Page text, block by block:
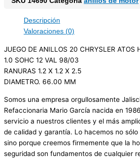
Descripción
Valoraciones (0)
JUEGO DE ANILLOS 20 CHRYSLER ATOS
1.0 SOHC 12 VAL 98/03
RANURAS 1.2 X 1.2 X 2.5
DIAMETRO. 66.00 MM
Somos una empresa orgullosamente
Refaccionaria Mario García nacida en
servicio a nuestros clientes y el más
de calidad y garantía. Lo hacemos no
sino porque creemos firmemente que la
seguridad son fundamentos de cualquier